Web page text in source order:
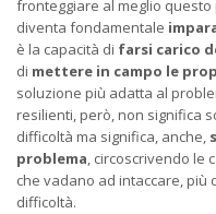
fronteggiare al meglio questo
diventa fondamentale
è la capacità di farsi carico
di mettere in campo le
soluzione più adatta al
resilienti, però, non significa
difficoltà ma significa, anche,
problema, circoscrivendo le
che vadano ad intaccare, più
difficoltà.